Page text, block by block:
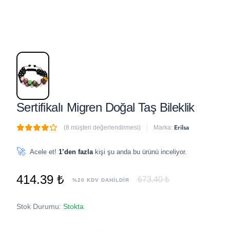
Sertifikalı Migren Doğal Taş Bileklik
(8 müşteri değerlendirmesi) Marka: Erilsa
🚀 Acele et! 1’den fazla kişi şu anda bu ürünü inceliyor.
414.39 ₺ %20 KDV DAHİLDİR 673.40 ₺
Stok Durumu: Stokta